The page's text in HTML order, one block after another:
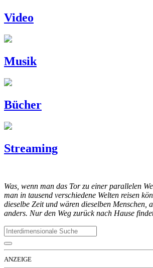
Video
Musik
Bücher
Streaming
Was, wenn man das Tor zu einer parallelen
man in tausend verschiedene Welten reisen
dieselbe Zeit und wären dieselben Menschen,
anders. Nur den Weg zurück nach Hause
ANZEIGE